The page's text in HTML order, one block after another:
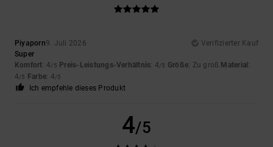
Piyaporn9. Juli 2026
Verifizierter Kauf
Super
Komfort: 4/5 Preis-Leistungs-Verhältnis: 4/5 Größe: Zu groß Material:
4/5 Farbe: 4/5
Ich empfehle dieses Produkt
4/5